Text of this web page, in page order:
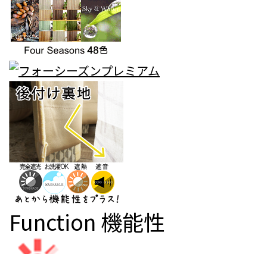
Function 機能性